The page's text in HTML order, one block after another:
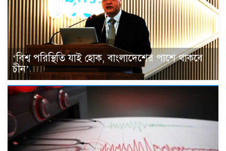
‘বিশ্ব পরিস্থিতি যাই হোক, বাংলাদেশের পাশে থাকবে
চীন’